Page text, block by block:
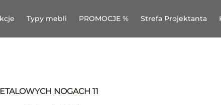
Typy mebli PROMOCJE % Strefa Projektanta
NOGACH 11